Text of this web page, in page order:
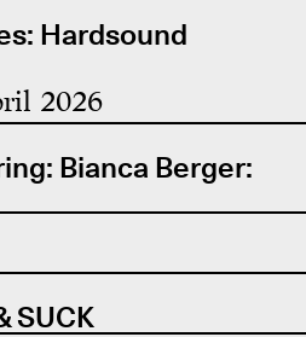
Hardsound
2026
Bianca Berger:
SUCK